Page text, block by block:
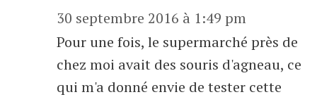
30 septembre 2016 à 1:49 pm
Pour une fois, le supermarché près de
chez moi avait des souris d'agneau, ce
qui m'a donné envie de tester cette